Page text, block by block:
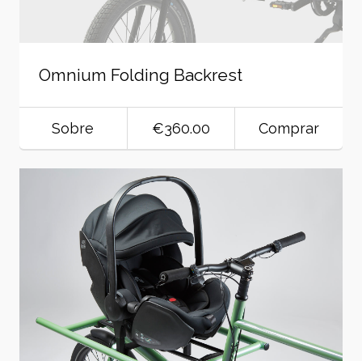
Omnium Folding Backrest
Sobre €360.00 Comprar